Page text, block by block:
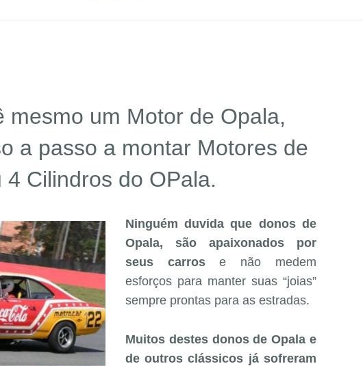
mesmo um Motor de Opala,
a passo a montar Motores de
4 Cilindros do OPala.
Ninguém duvida que donos de
Opala, são apaixonados por
seus carrose não medem
esforços para manter suas “joias”
sempre prontas para as estradas.
Muitos destes donos de Opala e
de outros clássicos já sofreram